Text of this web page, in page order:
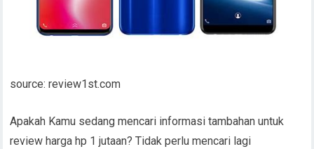
source: review1st.com
Apakah Kamu sedang mencari informasi tambahan untuk
review harga hp 1 jutaan? Tidak perlu mencari lagi